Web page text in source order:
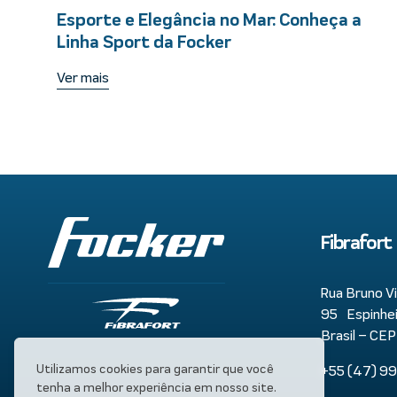
Esporte e Elegância no Mar: Conheça a
Linha Sport da Focker
Ver mais
Utilizamos cookies para garantir que você
tenha a melhor experiência em nosso site.
Fibrafort
Rua Bruno
95
Brasil –
+55 (47)